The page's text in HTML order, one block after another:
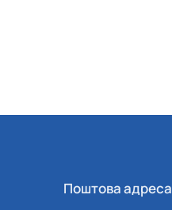
Поштова адреса